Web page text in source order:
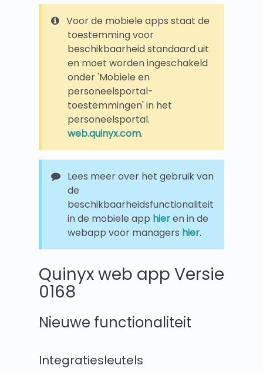
Voor de mobiele apps staat de
toestemming voor
beschikbaarheid standaard uit
en moet worden ingeschakeld
onder 'Mobiele en
personeelsportal-
toestemmingen' in het
personeelsportal.
web.quinyx.com.
Lees meer over het gebruik van
de
beschikbaarheidsfunctionaliteit
in de mobiele app hieren in de
webapp voor managers hier.
Quinyx web app Versie
0168
Nieuwe functionaliteit
Integratiesleutels